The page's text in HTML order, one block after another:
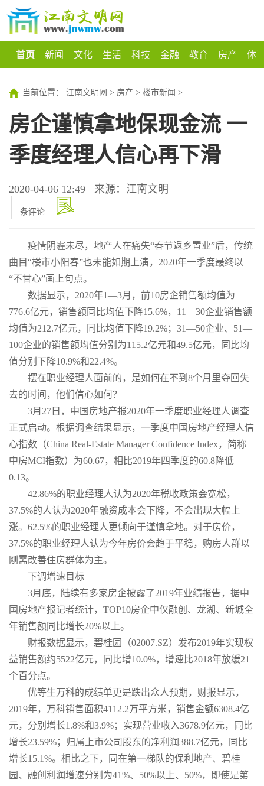
首页 新闻 文化 生活 科技 金融 教育 房产 体
当前位置： 江南文明网 > 房产 > 楼市新闻 >
房企谨慎拿地保现金流 一
季度经理人信心再下滑
2020-04-06 12:49 来源：江南文明
条评论
疫情阴霾未尽，地产人在痛失“春节返乡置业”后，传统
曲目“楼市小阳春”也未能如期上演，2020年一季度最终以
“不甘心”画上句点。
数据显示，2020年1—3月，前10房企销售额均值为
776.6亿元，销售额同比均值下降15.6%，11—30企业销售额
均值为212.7亿元，同比均值下降19.2%；31—50企业、51—
100企业的销售额均值分别为115.2亿元和49.5亿元，同比均
值分别下降10.9%和22.4%。
摆在职业经理人面前的，是如何在不到8个月里夺回失
去的时间，他们信心如何？
3月27日，中国房地产报2020年一季度职业经理人调查
正式启动。根据调查结果显示，一季度中国房地产经理人信
心指数（China Real-Estate Manager Confidence Index，简称
中房MCI指数）为60.67，相比2019年四季度的60.8降低
0.13。
42.86%的职业经理人认为2020年税收政策会宽松，
37.5%的人认为2020年融资成本会下降，不会出现大幅上
涨。62.5%的职业经理人更倾向于谨慎拿地。对于房价，
37.5%的职业经理人认为今年房价会趋于平稳，购房人群以
刚需改善住房群体为主。
下调增速目标
3月底，陆续有多家房企披露了2019年业绩报告，据中
国房地产报记者统计，TOP10房企中仅融创、龙湖、新城全
年销售额同比增长20%以上。
财报数据显示，碧桂园（02007.SZ）发布2019年实现权
益销售额约5522亿元，同比增10.0%，增速比2018年放缓21
个百分点。
优等生万科的成绩单更是跌出众人预期，财报显示，
2019年，万科销售面积4112.2万平方米，销售金额6308.4亿
元，分别增长1.8%和3.9%；实现营业收入3678.9亿元，同比
增长23.59%；归属上市公司股东的净利润388.7亿元，同比
增长15.1%。相比之下，同在第一梯队的保利地产、碧桂
园、融创利润增速分别为41%、50%以上、50%，即使是第